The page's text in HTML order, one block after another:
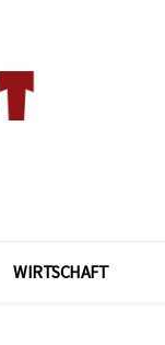
WIRTSCHAFT